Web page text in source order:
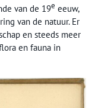
van de 19e eeuw,
van de natuur. Er
en steeds meer
en fauna in